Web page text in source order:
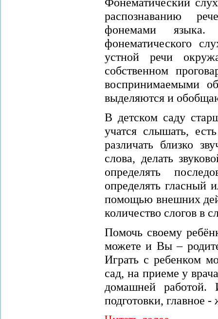
распознаванию
фонемами
фонематического
устной речи
собственном
воспринимаемыми
выделяются и
В детском саду
учатся слышать,
различать близко
слова, делать
определять
определять гласный
помощью внешних
количество слогов в
Помочь своему
можете и Вы –
Играть с ребенком
сад, на приеме у
домашней работой.
подготовки, главное -